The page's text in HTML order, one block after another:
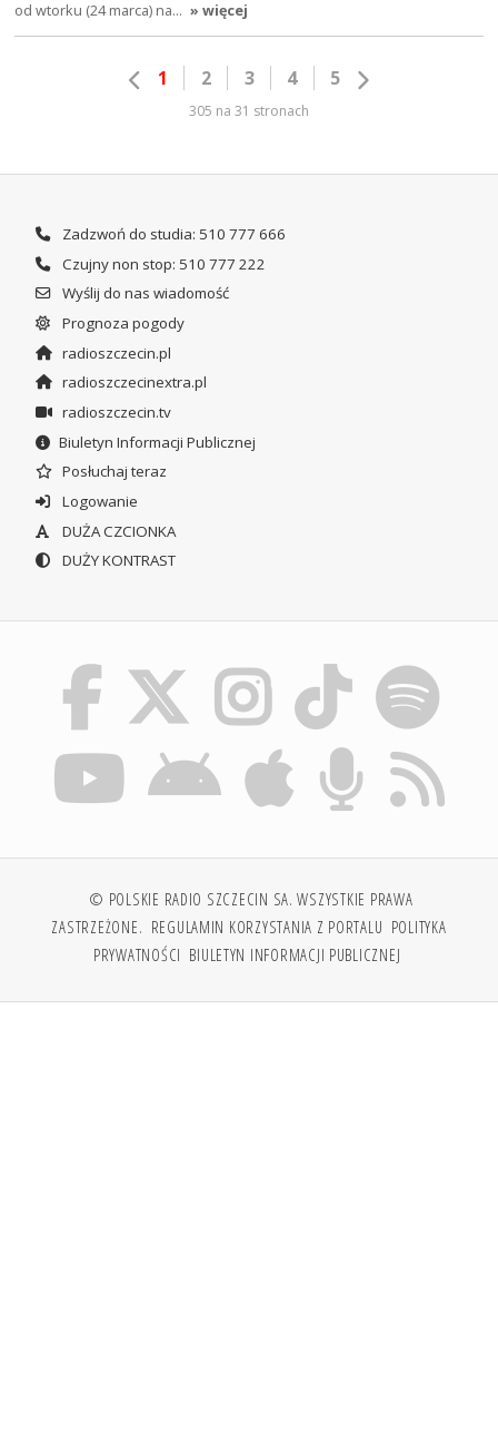
od wtorku (24 marca) na… » więcej
1 2 3 4 5
305 na 31 stronach
Zadzwoń do studia: 510 777 666
Czujny non stop: 510 777 222
Wyślij do nas wiadomość
Prognoza pogody
radioszczecin.pl
radioszczecinextra.pl
radioszczecin.tv
Biuletyn Informacji Publicznej
Posłuchaj teraz
Logowanie
DUŻA CZCIONKA
DUŻY KONTRAST
© POLSKIE RADIO SZCZECIN SA. WSZYSTKIE PRAWA
ZASTRZEŻONE. REGULAMIN KORZYSTANIA Z PORTALU POLITYKA
PRYWATNOŚCI BIULETYN INFORMACJI PUBLICZNEJ